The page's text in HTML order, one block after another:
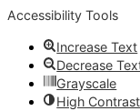
Accessibility Tools
Increase Text
Decrease
Grayscale
High Contrast